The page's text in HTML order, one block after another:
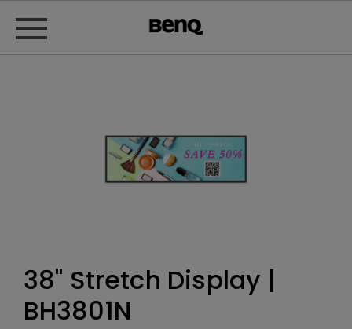
38" Stretch Display |
BH3801N